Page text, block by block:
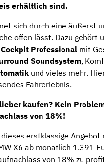
erhältlich sind.
sich durch eine äußerst
offen lässt. Dazu gehört
Cockpit Professional mit
Soundsystem,
und vieles mehr.
Fahrerlebnis.
kaufen? Kein
von 18%!
erstklassige Angebot
X6 ab monatlich 1.391
von 18% zu